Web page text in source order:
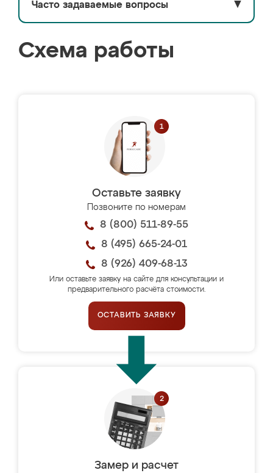
Часто задаваемые вопросы ▼
Схема работы
Оставьте заявку
Позвоните по номерам
8 (800) 511-89-55
8 (495) 665-24-01
8 (926) 409-68-13
Или оставьте заявку на сайте для консультации и
предварительного расчёта стоимости.
ОСТАВИТЬ ЗАЯВКУ
Замер и расчет